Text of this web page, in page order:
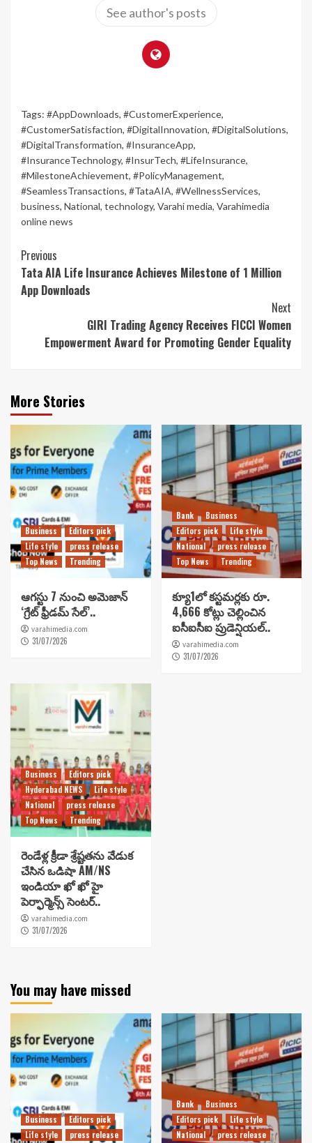
See author's posts
Tags: #AppDownloads, #CustomerExperience,
#CustomerSatisfaction, #DigitalInnovation, #DigitalSolutions,
#DigitalTransformation, #InsuranceApp,
#InsuranceTechnology, #InsurTech, #LifeInsurance,
#MilestoneAchievement, #PolicyManagement,
#SeamlessTransactions, #TataAIA, #WellnessServices,
business, National, technology, Varahi media, Varahimedia
online news
Continue
Reading
Previous
Tata AIA Life Insurance Achieves Milestone of 1 Million
App Downloads
Next
GIRI Trading Agency Receives FICCI Women
Empowerment Award for Promoting Gender Equality
More Stories
Business
Editors pick
Life style
press release
Top News
Trending
ఆగస్టు 7 నుంచి అమెజాన్
‘గ్రేట్ ఫ్రీడమ్ సేల్’..
varahimedia.com
31/07/2026
Bank
Business
Editors pick
Life style
National
press release
Top News
Trending
క్యూ1లో కస్టమర్లకు రూ.
4,666 కోట్లు చెల్లించిన
ఐసీఐసీఐ ప్రుడెన్షియల్..
varahimedia.com
31/07/2026
Business
Editors pick
Hyderabad NEWS
Life style
National
press release
Top News
Trending
రెండేళ్ల క్రీడా శ్రేష్టతను వేడుక
చేసిన ఒడిషా AM/NS
ఇండియా ఖో ఖో హై
పెర్ఫార్మెన్స్ సెంటర్..
varahimedia.com
31/07/2026
You may have missed
Business
Editors pick
Life style
press release
Bank
Business
Editors pick
Life style
National
press release